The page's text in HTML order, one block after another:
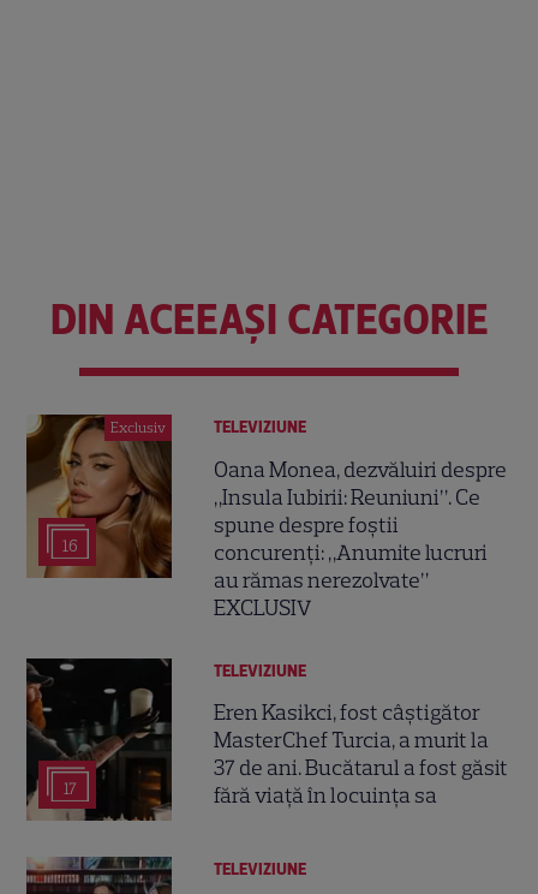
DIN ACEEAȘI CATEGORIE
Exclusiv
16
TELEVIZIUNE
Oana Monea, dezvăluiri despre
„Insula Iubirii: Reuniuni”. Ce
spune despre foștii
concurenți: „Anumite lucruri
au rămas nerezolvate”
EXCLUSIV
17
TELEVIZIUNE
Eren Kasikci, fost câștigător
MasterChef Turcia, a murit la
37 de ani. Bucătarul a fost găsit
fără viață în locuința sa
TELEVIZIUNE